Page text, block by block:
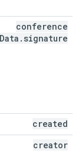
conference
Data . signature
created
creator